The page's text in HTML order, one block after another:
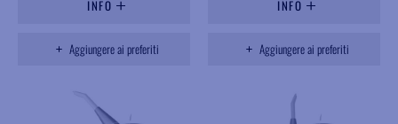
INFO
Aggiungere ai preferiti
INFO
Aggiungere ai preferiti